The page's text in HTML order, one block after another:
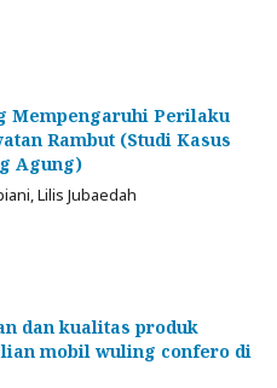
Mempengaruhi Perilaku
Rambut (Studi Kasus
Agung)
Lilis Jubaedah
dan kualitas produk
mobil wuling confero di